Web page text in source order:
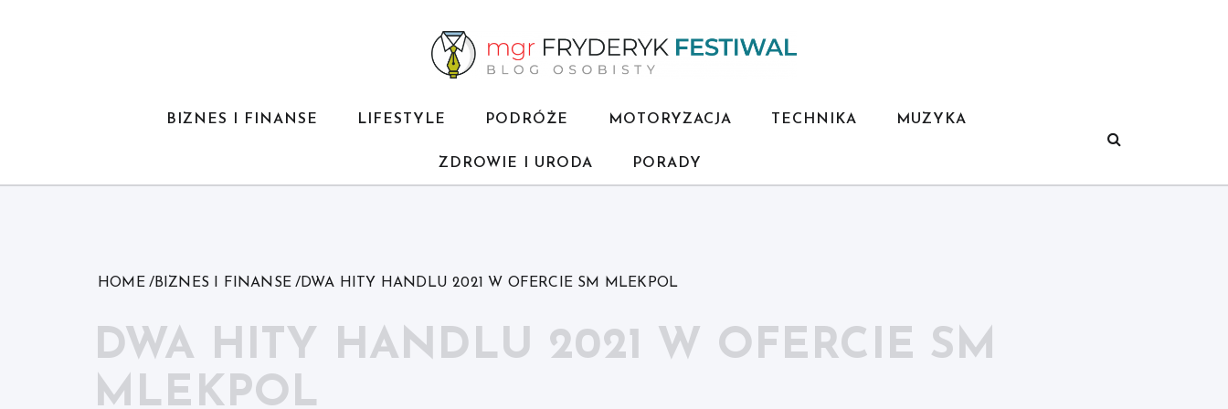
BIZNES I FINANSE LIFESTYLE PODRÓŻE MOTORYZACJA TECHNIKA MUZYKA
ZDROWIE I URODA PORADY
HOME BIZNES I FINANSE DWA HITY HANDLU 2021 W OFERCIE SM MLEKPOL
DWA HITY HANDLU 2021 W OFERCIE SM
MLEKPOL